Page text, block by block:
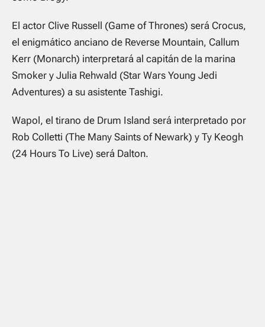
El actor Clive Russell (Game of Thrones) será Crocus,
el enigmático anciano de Reverse Mountain, Callum
Kerr (Monarch) interpretará al capitán de la marina
Smoker y Julia Rehwald (Star Wars Young Jedi
Adventures) a su asistente Tashigi.
Wapol, el tirano de Drum Island será interpretado por
Rob Colletti (The Many Saints of Newark) y Ty Keogh
(24 Hours To Live) será Dalton.